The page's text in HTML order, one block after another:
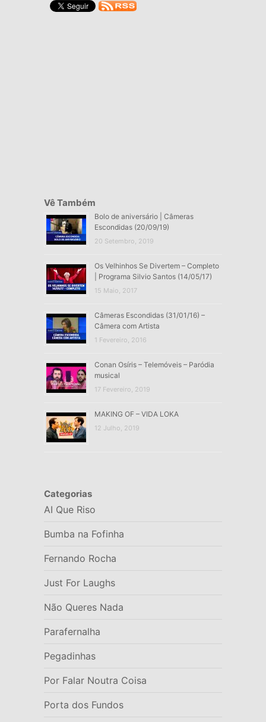
Vê Também
Bolo de aniversário | Câmeras
Escondidas (20/09/19)
20 Setembro, 2019
Os Velhinhos Se Divertem – Completo
| Programa Silvio Santos (14/05/17)
15 Maio, 2017
Câmeras Escondidas (31/01/16) –
Câmera com Artista
1 Fevereiro, 2016
Conan Osíris – Telemóveis – Paródia
musical
17 Fevereiro, 2019
MAKING OF – VIDA LOKA
12 Julho, 2019
Categorias
AI Que Riso
Bumba na Fofinha
Fernando Rocha
Just For Laughs
Não Queres Nada
Parafernalha
Pegadinhas
Por Falar Noutra Coisa
Porta dos Fundos